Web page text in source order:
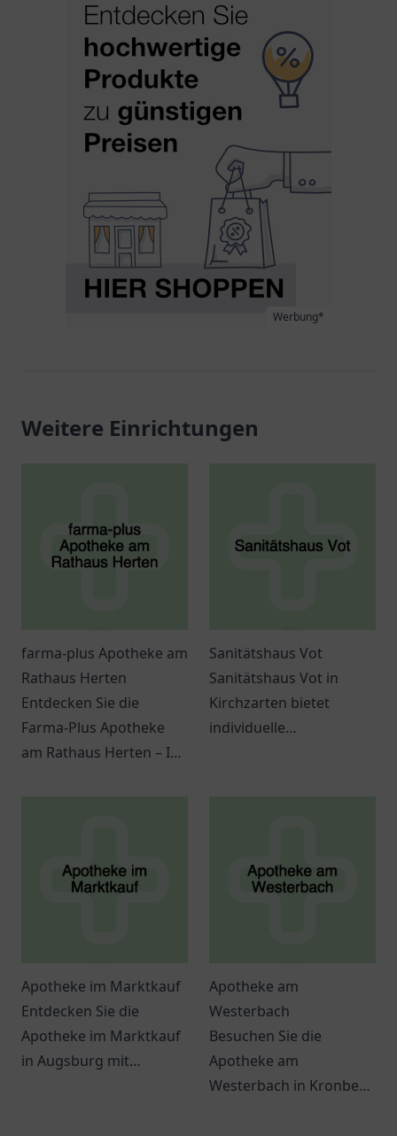
Werbung*
Weitere Einrichtungen
farma-plus Apotheke am
Rathaus Herten
Entdecken Sie die
Farma-Plus Apotheke
am Rathaus Herten – Ihr
Sanitätshaus Vot
Sanitätshaus Vot in
Kirchzarten bietet
individuelle
Apotheke im Marktkauf
Entdecken Sie die
Apotheke im Marktkauf
in Augsburg mit
Apotheke am
Westerbach
Besuchen Sie die
Apotheke am
Westerbach in Kronberg